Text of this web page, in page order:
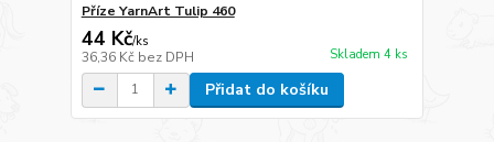
Příze YarnArt Tulip 460
44 Kč/ks
36,36 Kč bez DPH Skladem 4 ks
Přidat do košíku